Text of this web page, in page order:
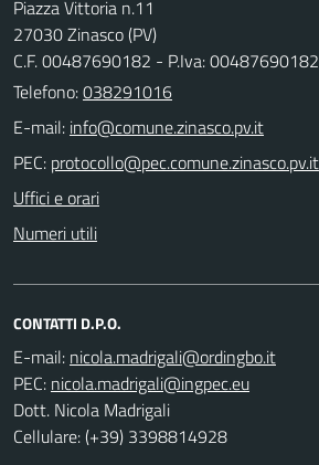
Piazza Vittoria n.11
27030 Zinasco (PV)
C.F. 00487690182 - P.Iva: 00487690182
Telefono:038291016
E-mail:
PEC:
Uffici e orari
Numeri utili
CONTATTI D.P.O.
E-mail:
PEC:
Dott. Nicola Madrigali
Cellulare: (+39) 3398814928